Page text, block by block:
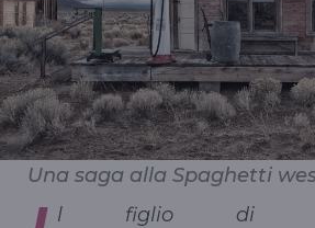
"Il figlio di
Una saga alla Spaghetti
l figlio di